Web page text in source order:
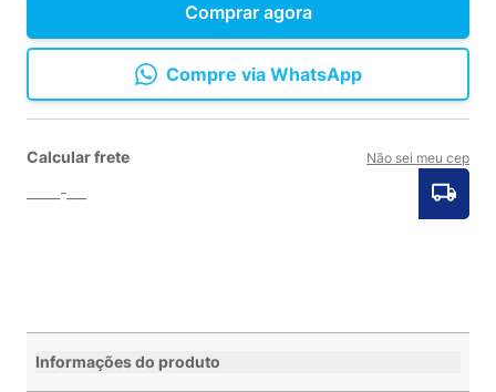
Comprar agora
Compre via WhatsApp
Calcular frete Não sei meu cep
Informações do produto